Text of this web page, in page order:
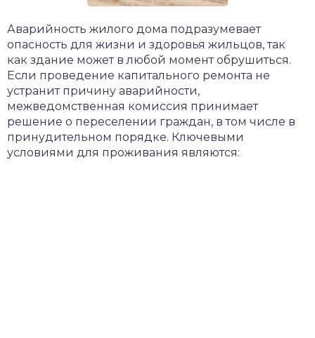
​Аварийность жилого дома подразумевает
опасность для жизни и здоровья жильцов, так
как здание может в любой момент обрушиться.
Если проведение капитального ремонта не
устранит причину аварийности,
межведомственная комиссия принимает
решение о переселении граждан, в том числе в
принудительном порядке. Ключевыми
условиями для проживания являются: